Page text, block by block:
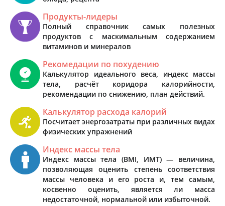
Продукты-лидеры
Полный справочник самых полезных
продуктов с маскимальным содержанием
витаминов и минералов
Рекомедации по похудению
Калькулятор идеального веса, индекс массы
тела, расчёт коридора калорийности,
рекомендации по снижению, план действий.
Калькулятор расхода калорий
Посчитает энергозатраты при различных видах
физических упражнений
Индекс массы тела
Индекс массы тела (BMI, ИМТ) — величина,
позволяющая оценить степень соответствия
массы человека и его роста и, тем самым,
косвенно оценить, является ли масса
недостаточной, нормальной или избыточной.